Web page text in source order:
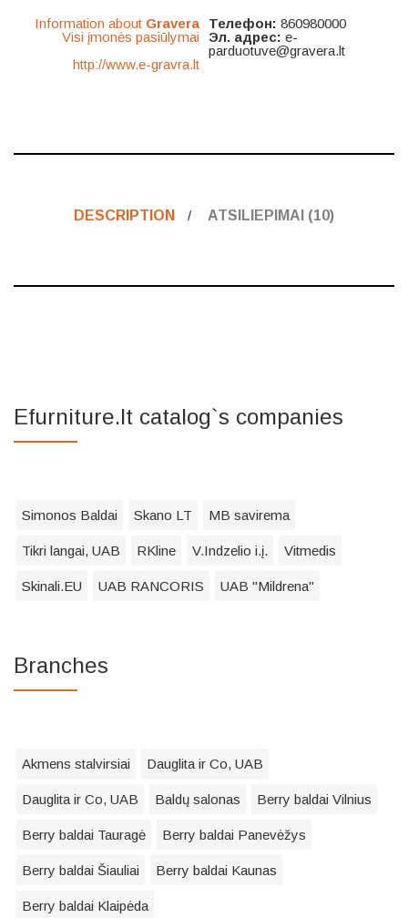
Information about Gravera
Visi įmonės pasiūlymai
http://www.e-gravra.lt
Телефон: 860980000
Эл. адрес: e-
parduotuve@gravera.lt
DESCRIPTION ATSILIEPIMAI (10)
Efurniture.lt catalog`s companies
Simonos Baldai Skano LT MB savirema
Tikri langai, UAB RKline V.Indzelio i.į. Vitmedis
Skinali.EU UAB RANCORIS UAB "Mildrena"
Branches
Akmens stalvirsiai Dauglita ir Co, UAB
Dauglita ir Co, UAB Baldų salonas Berry baldai Vilnius
Berry baldai Tauragė Berry baldai Panevėžys
Berry baldai Šiauliai Berry baldai Kaunas
Berry baldai Klaipėda